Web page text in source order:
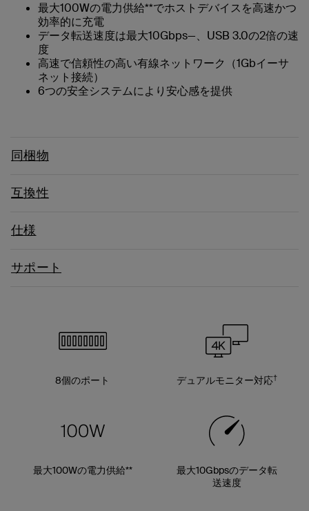
最大100Wの電力供給**でホストデバイスを高速かつ
効率的に充電
データ転送速度は最大10Gbps—、USB 3.0の2倍の速
度
高速で信頼性の高い有線ネットワーク（1Gbイーサ
ネット接続）
6つの安全システムにより安心感を提供
同梱物
互換性
仕様
サポート
8個のポート デュアルモニター対応†
最大100Wの電力供給**
最大10Gbpsのデータ転
送速度